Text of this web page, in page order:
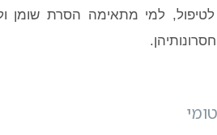
לטיפול, למי מתאימה הסרת שומן